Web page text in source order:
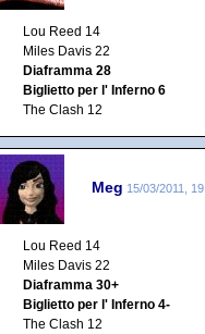
Lou Reed 14
Miles Davis 22
Diaframma 28
Biglietto per l' Inferno 6
The Clash 12
Meg 15/03/2011,
Lou Reed 14
Miles Davis 22
Diaframma 30+
Biglietto per l' Inferno 4-
The Clash 12